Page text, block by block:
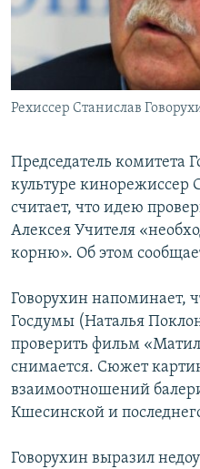
ПОБЕДИТЕЛЕЙ НЕ СУДЯТ?
КРЫМ.НЕПОКОРЕННЫЙ
УКРАИНСКАЯ ПРОБЛЕМА
ПРИСОЕДИНЯЙТЕСЬ!
Рехиссер Станислав
Председатель комитета
культуре кинорежиссер
считает, что идею
Алексея Учителя
корню». Об этом
Говорухин напоминает,
Госдумы (Наталья
проверить фильм
снимается. Сюжет
взаимоотношений
Кшесинской и
Говорухин выразил